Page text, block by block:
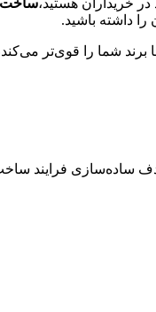
داشته باشید.
شما را قوی‌تر